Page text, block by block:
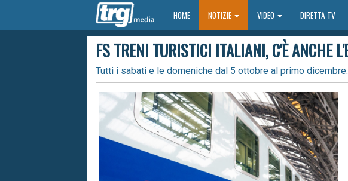
HOMEHOME NOTIZIE VIDEO DIRETTA TV
FS TRENI TURISTICI ITALIANI, C'È ANCHE
Tutti i sabati e le domeniche dal 5 ottobre al primo dicembre.